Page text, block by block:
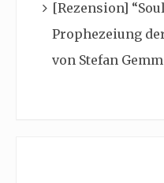
[Rezension]
Prophezeiung
von Stefan